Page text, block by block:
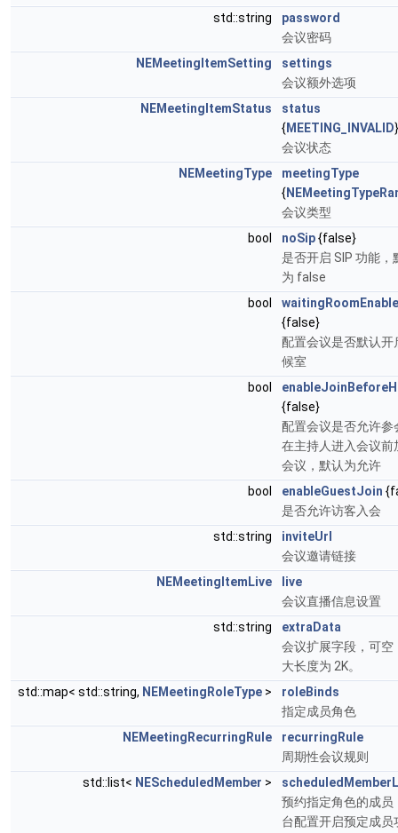
std::string
password
会议密码
NEMeetingItemSetting
settings
会议额外选项
NEMeetingItemStatus
status
{MEETING_INVALID}
会议状态
NEMeetingType
meetingType
{
会议类型
bool
noSip{false}
是否开启 SIP 功能，
为 false
bool
{false}
配置会议是否默认开
候室
bool
{false}
配置会议是否允许参
在主持人进入会议前
会议，默认为允许
bool
enableGuestJoin
是否允许访客入会
std::string
inviteUrl
会议邀请链接
NEMeetingItemLive
live
会议直播信息设置
std::string
extraData
会议扩展字段，可空
大长度为 2K。
std::map< std::string, NEMeetingRoleType >
roleBinds
指定成员角色
NEMeetingRecurringRule
recurringRule
周期性会议规则
std::list< NEScheduledMember >
预约指定角色的成员
台配置开启预定成员